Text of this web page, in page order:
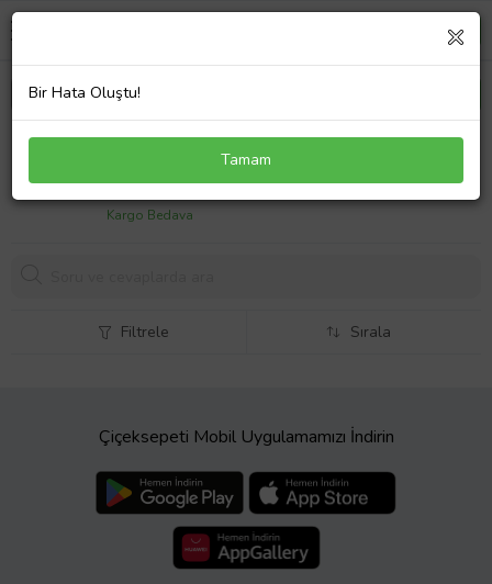
Chris Reeve 1012BK İnkosi Çakı 18 cm Manuel,
1998,72 TL
Kargo Bedava
Filtrele Sırala
Çiçeksepeti Mobil Uygulamamızı İndirin
Bir Hata Oluştu!
Tamam